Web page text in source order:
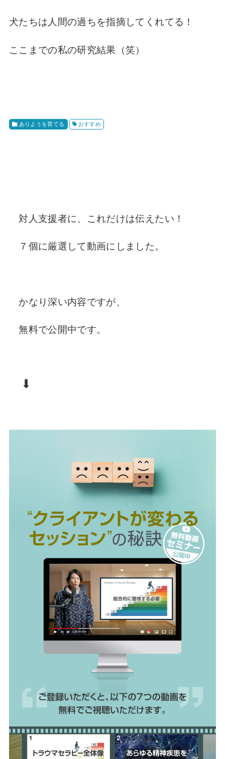
犬たちは人間の過ちを指摘してくれてる！
ここまでの私の研究結果（笑）
ありようを育てる おすすめ
対人支援者に、これだけは伝えたい！
７個に厳選して動画にしました。
かなり深い内容ですが、
無料で公開中です。
⬇︎